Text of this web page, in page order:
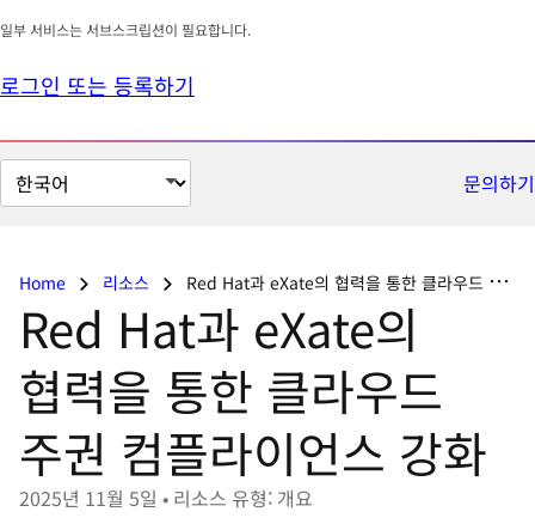
일부 서비스는 서브스크립션이 필요합니다.
로그인 또는 등록하기
페
이
문의하기
Home 리소스 Red Hat과 eXate의 협력을 통한 클라우드 주권 컴플라이언스 강화
Red Hat과 eXate의
협력을 통한 클라우드
주권 컴플라이언스 강화
2025년 11월 5일 • 리소스 유형: 개요